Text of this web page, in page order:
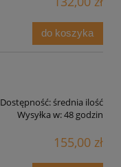
do koszyka
Dostępność:średnia ilość
Wysyłka w:48 godzin
155,00 zł